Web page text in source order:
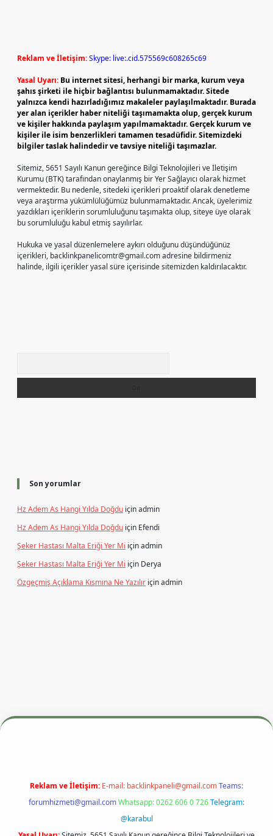
Reklam ve İletişim:Skype: live:.cid.575569c608265c69
Yasal Uyarı: Bu internet sitesi, herhangi bir marka, kurum veya
şahıs şirketi ile hiçbir bağlantısı bulunmamaktadır. Sitede
yalnızca kendi hazırladığımız makaleler paylaşılmaktadır. Burada
yer alan içerikler haber niteliği taşımamakta olup, gerçek kurum
ve kişiler hakkında paylaşım yapılmamaktadır. Gerçek kurum ve
kişiler ile isim benzerlikleri tamamen tesadüfidir. Sitemizdeki
bilgiler taslak halindedir ve tavsiye niteliği taşımazlar.
Sitemiz, 5651 Sayılı Kanun gereğince Bilgi Teknolojileri ve İletişim
Kurumu (BTK) tarafından onaylanmış bir Yer Sağlayıcı olarak hizmet
vermektedir. Bu nedenle, sitedeki içerikleri proaktif olarak denetleme
veya araştırma yükümlülüğümüz bulunmamaktadır. Ancak, üyelerimiz
yazdıkları içeriklerin sorumluluğunu taşımakta olup, siteye üye olarak
bu sorumluluğu kabul etmiş sayılırlar.
Hukuka ve yasal düzenlemelere aykırı olduğunu düşündüğünüz
içerikleri, backlinkpanelicomtr@gmail.comadresine bildirmeniz
halinde, ilgili içerikler yasal süre içerisinde sitemizden kaldırılacaktır.
Son yorumlar
Hz Adem As Hangi Yılda Doğdu içinadmin
Hz Adem As Hangi Yılda Doğdu için Efendi
Şeker Hastası Malta Eriği Yer Mi içinadmin
Şeker Hastası Malta Eriği Yer Mi için Derya
Özgeçmiş Açıklama Kısmına Ne Yazılır içinadmin
m elexbet
Reklam ve İletişim: E-mail: backlinkpaneli@gmail.comTeams:
forumhizmeti@gmail.comWhatsapp: 0262 606 0 726Telegram:
@karabul